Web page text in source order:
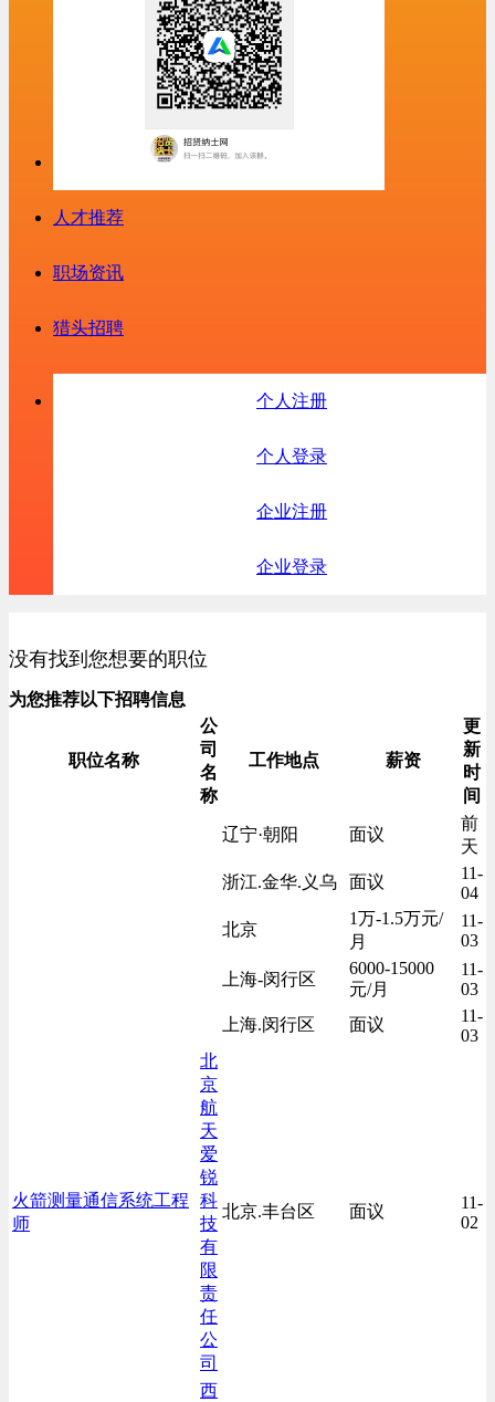
人才推荐
职场资讯
猎头招聘
个人注册
个人登录
企业注册
企业登录
没有找到您想要的职位
为您推荐以下招聘信息
职位名称
公
司
名
称
工作地点 薪资
更
新
时
间
辽宁·朝阳 面议
前
天
浙江.金华.义乌
面议
11-
04
北京
1万-1.5万元/
月
11-
03
上海-闵行区
6000-15000
元/月
11-
03
上海.闵行区
面议
11-
03
火箭测量通信系统工程
师
北
京
航
天
爱
锐
科
技
有
限
责
任
公
司
北京.丰台区 面议
11-
02
西